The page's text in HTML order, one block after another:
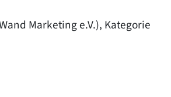
Marketing e.V.), Kategorie